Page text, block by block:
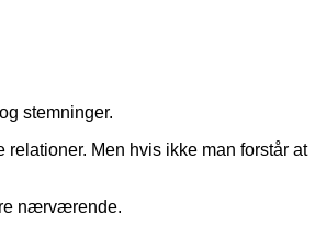
stemninger.
Men hvis ikke man forstår at
nærværende.